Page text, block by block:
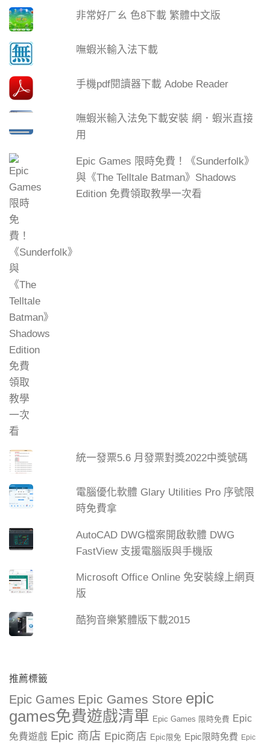
非常好ㄏㄠ 色8下載 繁體中文版
嘸蝦米輸入法下載
手機pdf閱讀器下載 Adobe Reader
嘸蝦米輸入法免下載安裝 網．蝦米直接
用
Epic Games 限時免費！《Sunderfolk》
與《The Telltale Batman》Shadows
Edition 免費領取教學一次看
統一發票5.6 月發票對獎2022中獎號碼
電腦優化軟體 Glary Utilities Pro 序號限
時免費拿
AutoCAD DWG檔案開啟軟體 DWG
FastView 支援電腦版與手機版
Microsoft Office Online 免安裝線上網頁
版
酷狗音樂繁體版下載2015
推薦標籤
Epic Games Epic Games Store epic
games免費遊戲清單 Epic Games 限時免費 Epic
免費遊戲 Epic 商店 Epic商店 Epic限免 Epic限時免費 Epic